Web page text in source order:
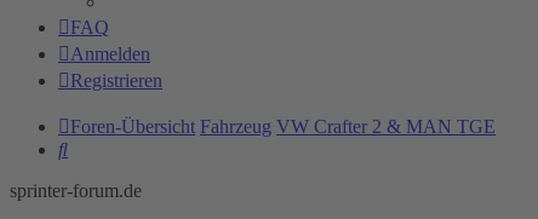
FAQ
Anmelden
Registrieren
Foren-Übersicht Fahrzeug VW Crafter 2 & MAN TGE
Suche
sprinter-forum.de